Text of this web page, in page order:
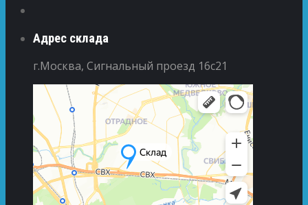
Адрес склада
г.Москва, Сигнальный проезд 16с21